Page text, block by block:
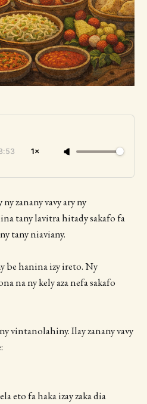
1×
zanany vavy ary ny
tany lavitra hitady sakafo fa
tany niaviany.
be hanina izy ireto. Ny
na ny kely aza nefa sakafo
vintanolahiny. Ilay zanany vavy
eto fa haka izay zaka dia